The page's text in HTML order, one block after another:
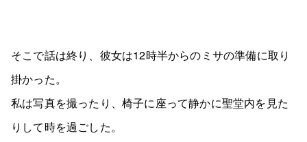
そこで話は終り、彼女は12時半からのミサの準備に取り
掛かった。
私は写真を撮ったり、椅子に座って静かに聖堂内を見た
りして時を過ごした。